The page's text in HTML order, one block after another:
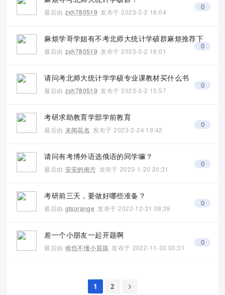
0
最后由 zxh780519 发布于 2023-3-2 16:04
0
麻烦学哥学姐有不考北师大统计学硕群麻烦推荐下
最后由 zxh780519 发布于 2023-3-2 16:01
0
请问考北师大统计学学硕专业课教材买什么书
最后由 zxh780519 发布于 2023-3-2 15:57
0
考研求助教育学部学前教育
最后由 未闻花名 发布于 2023-2-24 19:42
0
请问有考博外语选俄语的同学嘛？
最后由 安安的南方 发布于 2023-1-20 20:31
0
考研前三天，要做好哪些准备？
最后由 gtsorange 发布于 2022-12-21 08:39
0
差一个小朋友一起开题啊
最后由 啥也不懂小屁孩 发布于 2022-11-30 00:31
1 2